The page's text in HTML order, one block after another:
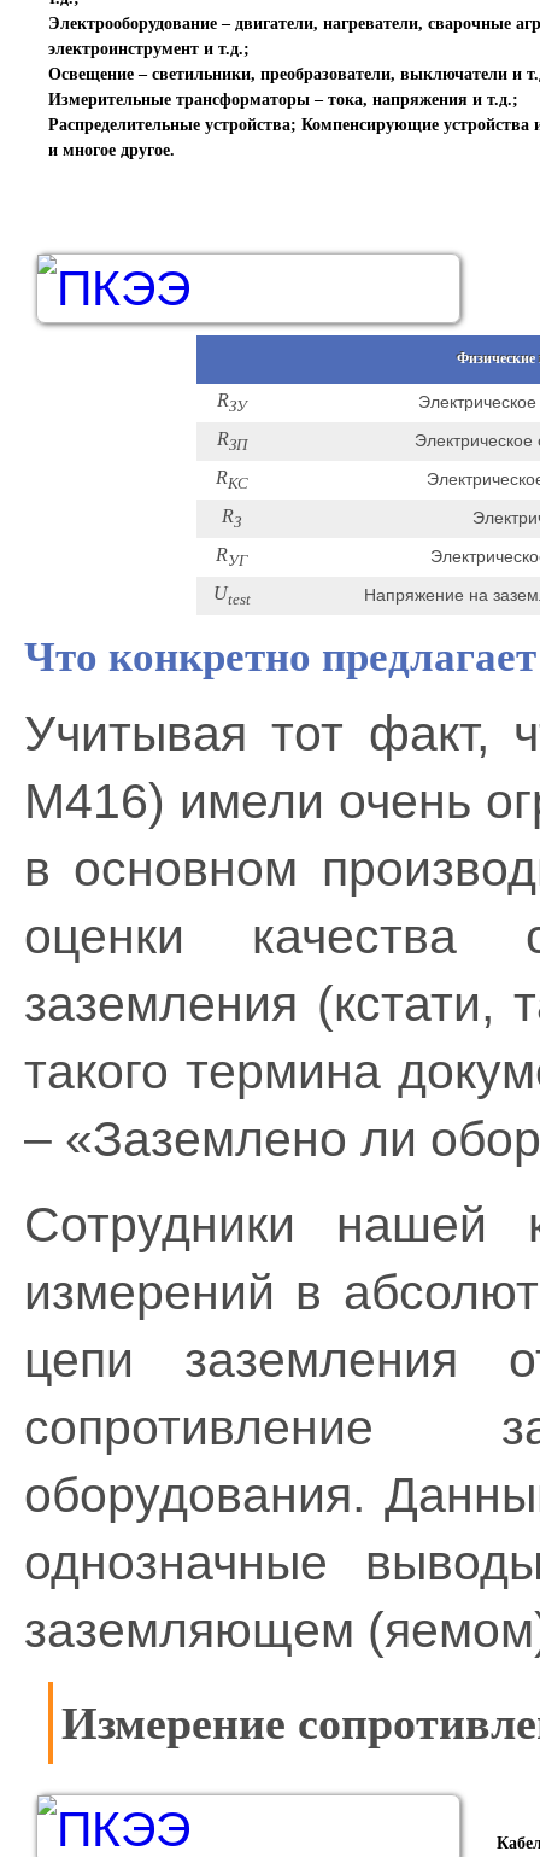
Электрооборудование – двигатели, нагреватели, сварочные
электроинструмент и т.д.;
Освещение – светильники, преобразователи, выключатели и
Измерительные трансформаторы – тока, напряжения и т.д.;
Распределительные устройства; Компенсирующие устройства
и многое другое.
Физические
RЗУ
RЗП
RКС
RЗ
RУГ
Utest Напряжение на
Что конкретно
Учитывая тот факт,
М416) имели очень
в основном
оценки качества
заземления (кстати,
такого термина
– «Заземлено ли
Сотрудники нашей
измерений в
цепи заземления
сопротивление
оборудования.
однозначные
заземляющем
Измерение